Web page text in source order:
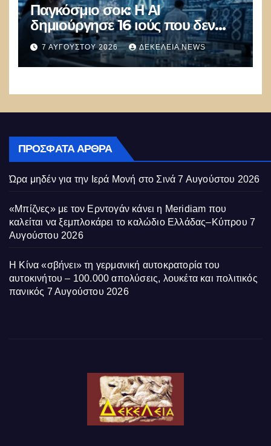
Παγκόσμιο σοκ: Η ΑΙ
δημιούργησε 16 ιούς που δεν
υπάρχουν στη φύση –
Συναγερμός: Ο εφιάλτης μόλις
άρχισε
7 ΑΥΓΟΎΣΤΟΥ 2026 ΔΕΚΈΛΕΙΑ NEWS
ΠΡΌΣΦΑΤΑ ΆΡΘΡΑ
Ώρα μηδέν για την Ιερά Μονή στο Σινά 7 Αυγούστου 2026
«Μπίζνες» με τον Ερντογάν κάνει η Meridiam που
καλείται να ξεμπλοκάρει το καλώδιο Ελλάδας–Κύπρου 7
Αυγούστου 2026
Η Κίνα «σβήνει» τη γερμανική αυτοκρατορία του
αυτοκινήτου – 100.000 απολύσεις, λουκέτα και πολιτικός
πανικός 7 Αυγούστου 2026